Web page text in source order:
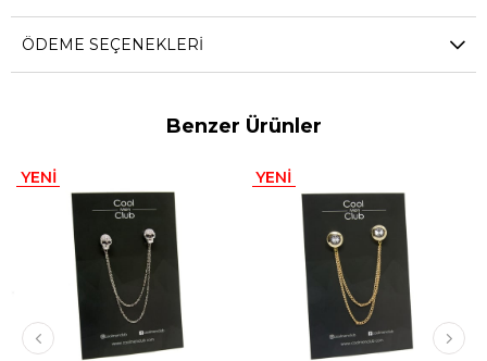
ÖDEME SEÇENEKLERI
Benzer Ürünler
YENI
YENI